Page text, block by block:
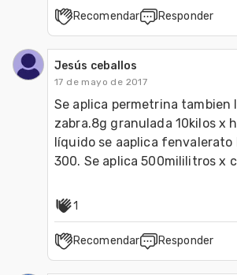
Recomendar Responder
Jesús ceballos
17 de mayo de 2017
Se aplica permetrina tambien
zabra.8g granulada 10kilos x
líquido se aaplica fenvalerato
300. Se aplica 500mililitros x
1
Recomendar Responder